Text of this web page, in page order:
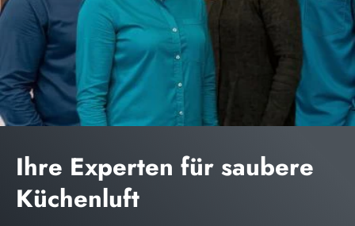
Ihre Experten für saubere
Küchenluft